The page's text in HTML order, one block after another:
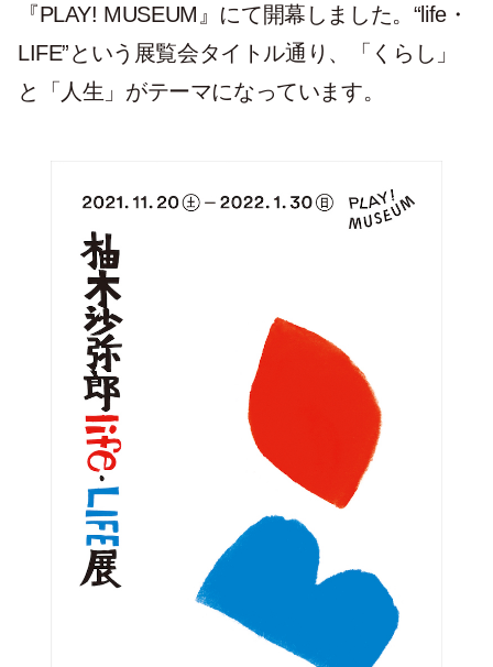
『PLAY! MUSEUM』にて開幕しました。“life・
LIFE”という展覧会タイトル通り、「くらし」
と「人生」がテーマになっています。